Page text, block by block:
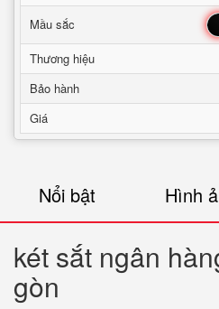
Mầu sắc
Thương hiệu
Bảo hành
Giá
Nổi bật Hình
két sắt ngân
gòn